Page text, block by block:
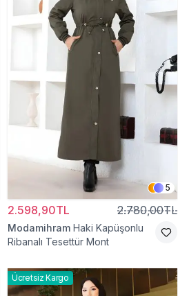
5
2.598,90TL 2.780,00TL
Modamihram Haki Kapüşonlu
Ribanalı Tesettür Mont
Ücretsiz Kargo